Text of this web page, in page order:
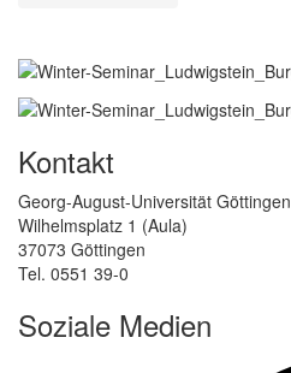
Kontakt
Georg-August-Universität Göttingen
Wilhelmsplatz 1 (Aula)
37073 Göttingen
Tel. 0551 39-0
Soziale Medien